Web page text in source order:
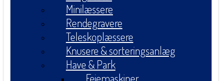
Minilæssere
Rendegravere
Teleskoplæssere
Knusere & sorteringsanlæg
Have & Park
Fejemaskiner